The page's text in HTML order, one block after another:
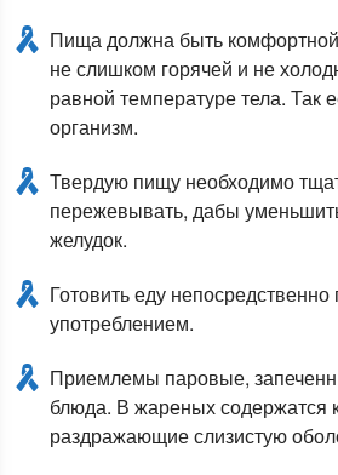
Пища должна быть
не слишком горячей и не
равной температуре тела. Так
организм.
Твердую пищу необходимо
пережевывать, дабы
желудок.
Готовить еду непосредственно
употреблением.
Приемлемы паровые,
блюда. В жареных содержатся
раздражающие слизистую